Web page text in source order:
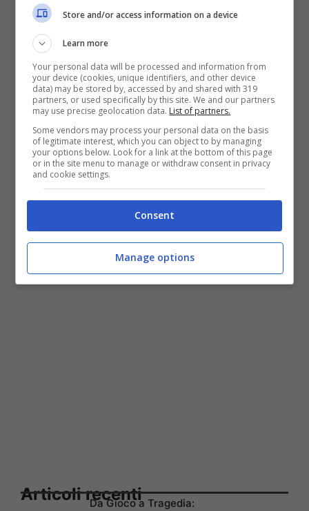
destinato alla rete nazionale SPRAR (Sistema
di protezione per richiedenti asilo e
rifugiati
con il soggetto risultato ideneo per
l’attuazione dell’intervento, solo nel caso in
cui il progetto presentato venga ammesso a
finanziamento. L’amministrazione intende
contribuire alla realizzazione del progetto con
un cofinanziamento pari al 5% del costo
totale dell’intervento.
Per maggiori informazioniCLICCA QUI
Articoli recentiDa Gioco a Tragedia:
Store and/or access information on a device
Learn more
Your personal data will be processed and information from
your device (cookies, unique identifiers, and other device
data) may be stored by, accessed by and shared with 319
partners, or used specifically by this site. We and our partners
may use precise geolocation data. List of partners.
Some vendors may process your personal data on the basis
of legitimate interest, which you can object to by managing
your options below. Look for a link at the bottom of this page
or in the site menu to manage or withdraw consent in privacy
and cookie settings.
Consent
Manage options